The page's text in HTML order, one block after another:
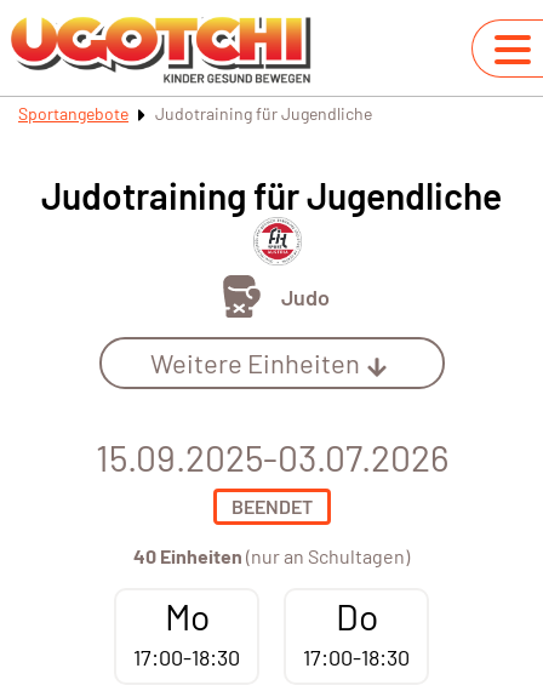
Sportangebote Judotraining für Jugendliche
Judotraining für Jugendliche
Judo
Weitere Einheiten
15.09.2025-03.07.2026
BEENDET
40 Einheiten (nur an Schultagen)
Mo
17:00-18:30
Do
17:00-18:30